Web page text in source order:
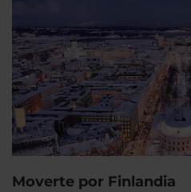
Moverte por Finlandia